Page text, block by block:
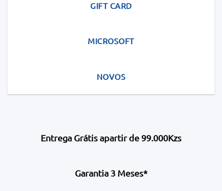
GIFT CARD
MICROSOFT
NOVOS
Entrega Grátis apartir de 99.000Kzs
Garantia 3 Meses*